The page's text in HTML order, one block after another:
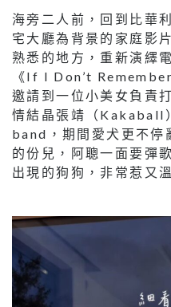
海旁二人前，回到比華
宅大廳為背景的家庭影
熟悉的地方，重新演繹
《If I Don’t
邀請到一位小美女負責
情結晶張靖（Kakaball
band，期間愛犬更不停
的份兒，阿聰一面要彈
出現的狗狗，非常惹又